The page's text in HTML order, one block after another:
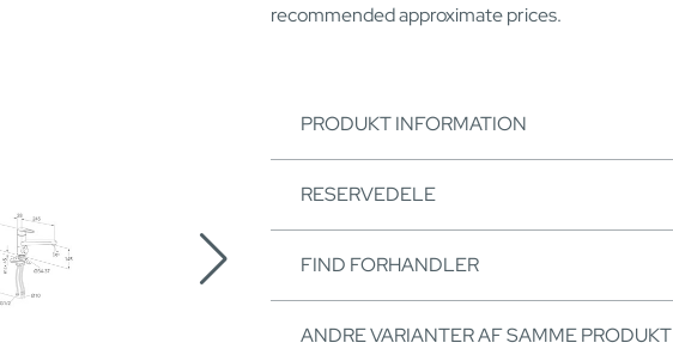
recommended approximate prices.
PRODUKT INFORMATION
RESERVEDELE
FIND FORHANDLER
ANDRE VARIANTER AF SAMME PRODUKT